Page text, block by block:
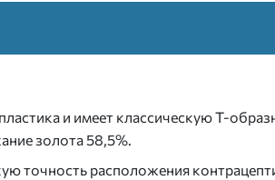
и имеет классическую Т-
золота 58,5%.
точность расположения